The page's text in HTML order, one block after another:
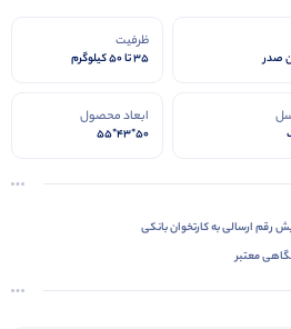
صدر
ظرفیت
35 تا 50 کیلوگرم
ابعاد محصول
50*43*55